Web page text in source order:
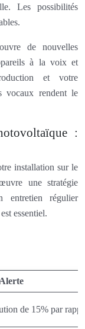
Les possibilités
de nouvelles
à la voix et
et votre
vocaux rendent le
:
installation sur le
une stratégie
entretien régulier
essentiel.
de 15% par